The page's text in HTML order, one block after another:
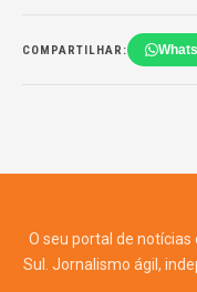
COMPARTILHAR:
O seu portal de notícias
Sul. Jornalismo ágil,